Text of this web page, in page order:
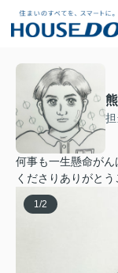
何事も一生懸命が
くださりありがとう
1 /2